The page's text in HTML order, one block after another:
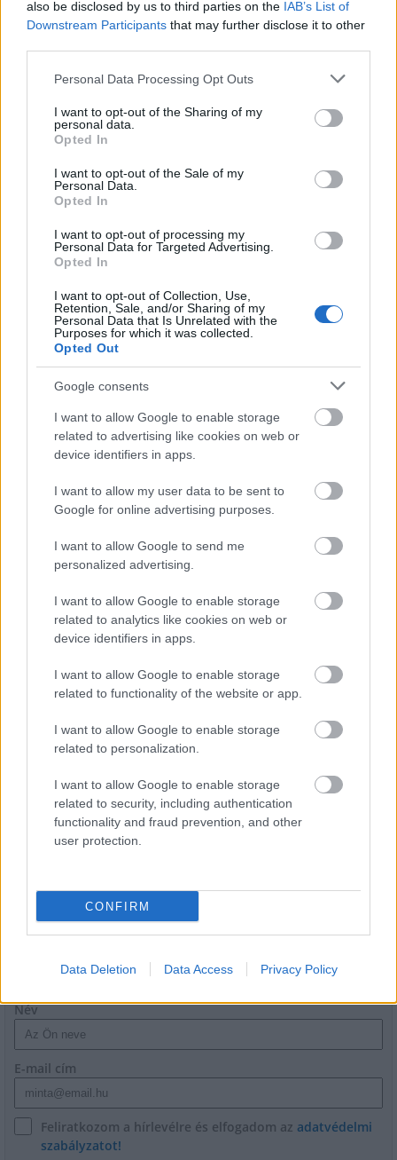
also be disclosed by us to third parties on the IAB’s List of
Downstream Participants that may further disclose it to other
Please note that this website/app uses one or more Google
not limited to your visit or usage behaviour. You may click to
grant or deny consent to Google and its third-party tags to
use your data for below specified purposes in below Google
consent section.
Personal Data Processing Opt Outs
I want to opt-out of the Sharing of my
personal data.
Opted In
I want to opt-out of the Sale of my
Personal Data.
Opted In
I want to opt-out of processing my
Personal Data for Targeted Advertising.
Opted In
I want to opt-out of Collection, Use,
Retention, Sale, and/or Sharing of my
Personal Data that Is Unrelated with the
Purposes for which it was collected.
Opted Out
Google consents
I want to allow Google to enable storage
related to advertising like cookies on web or
device identifiers in apps.
I want to allow my user data to be sent to
Google for online advertising purposes.
I want to allow Google to send me
personalized advertising.
I want to allow Google to enable storage
related to analytics like cookies on web or
device identifiers in apps.
I want to allow Google to enable storage
related to functionality of the website or app.
I want to allow Google to enable storage
related to personalization.
I want to allow Google to enable storage
related to security, including authentication
functionality and fraud prevention, and other
user protection.
CONFIRM
Data Deletion Data Access Privacy Policy
MAGYAR ÉPÍTŐK
BKK KM Építő Kft.
Látványos építési szakasz indult be a Flórián téri
felüljárón
A tartós nyári hőség jelentős kihívás elé állítja a KM Építőt,
mérföldköve a felülvizsgálat
árnyékában?
Elkészült a Liszt Ferenc repülőtér
közelében lévő logisztikai bázis út- és
Látlelet a hazai víziközművekről?
Egyetlen, fél évszázados vezetéken
múlt Bicske vízellátása
Épített öröksége megújításával is készül
Mohács a csata ötszázadik
évfordulójára
Név
E-mail cím
Feliratkozom a hírlevélre és elfogadom az adatvédelmi
szabályzatot!